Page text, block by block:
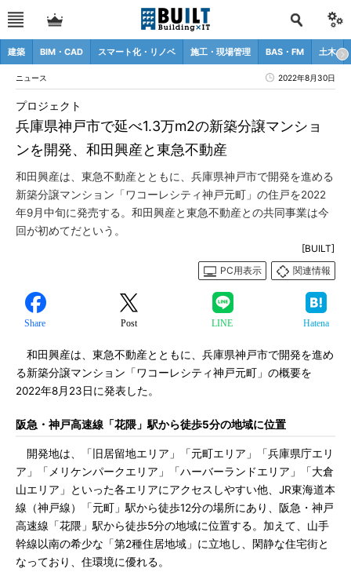
建築 BIM・CAD スマート化・リノベ 施工・現場管理 BAS・FM 土木
ニュース 2022年8月30日
兵庫県神戸市で延べ1.3万m2の新築分譲マンショ
ンを開発、和田興産と東急不動産
プロジェクト
和田興産は、東急不動産とともに、兵庫県神戸市で開発を進める
新築分譲マンション「ワコーレシティ神戸元町」の住戸を2022
年9月中旬に発売する。和田興産と東急不動産との共同事業は今
回が初めてだという。
[BUILT]
PC用表示
関連情報
Share Post LINE Hatena
和田興産は、東急不動産とともに、兵庫県神戸市で開発を進め
る新築分譲マンション「ワコーレシティ神戸元町」の概要を
2022年8月23日に発表した。
阪急・神戸高速線「花隈」駅から徒歩5分の地域に位置
開発地は、「旧居留地エリア」「元町エリア」「兵庫県庁エリ
ア」「メリケンパークエリア」「ハーバーランドエリア」「大倉
山エリア」といった各エリアにアクセスしやすい他、JR東海道本
線（神戸線）「元町」駅から徒歩12分の場所にあり、阪急・神戸
高速線「花隈」駅から徒歩5分の地域に位置する。加えて、山手
幹線以南の希少な「第2種住居地域」に立地し、閑静な住宅街と
なっており、住環境に優れる。